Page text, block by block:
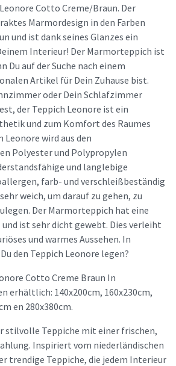
Cotto Creme/Braun. Der
Marmordesign in den Farben
und ist dank seines Glanzes ein
Interieur! Der Marmorteppich ist
Du auf der Suche nach einem
Artikel für Dein Zuhause bist.
oder Dein Schlafzimmer
der Teppich Leonore ist ein
und zum Komfort des Raumes
wird aus den
Polyester und Polypropylen
und langlebige
farb- und verschleißbeständig
weich, um darauf zu gehen, zu
Der Marmorteppich hat eine
ist sehr dicht gewebt. Dies verleiht
und warmes Aussehen. In
den Teppich Leonore legen?
Cotto Creme Braun In
erhältlich: 140x200cm, 160x230cm,
en 280x380cm.
stilvolle Teppiche mit einer frischen,
Inspiriert vom niederländischen
trendige Teppiche, die jedem Interieur